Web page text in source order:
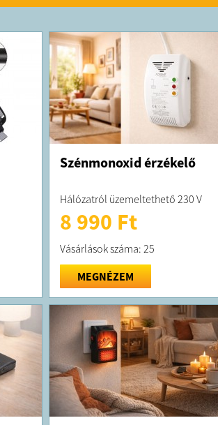
Szénmonoxid érzékelő
Hálózatról üzemeltethető 230 V
8 990 Ft
Vásárlások száma: 25
MEGNÉZEM